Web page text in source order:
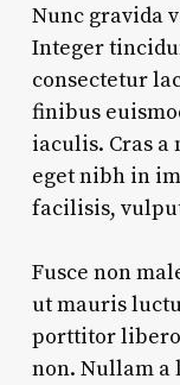
Nunc gravida
Integer
consectetur
finibus
iaculis. Cras
eget nibh in
facilisis,
Fusce non
ut mauris
porttitor
non. Nullam a